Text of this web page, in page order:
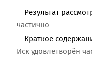
Результат
частично
Краткое
Иск удовлетворён